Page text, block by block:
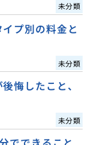
未分類
プ別の料金と
未分類
悔したこと、
未分類